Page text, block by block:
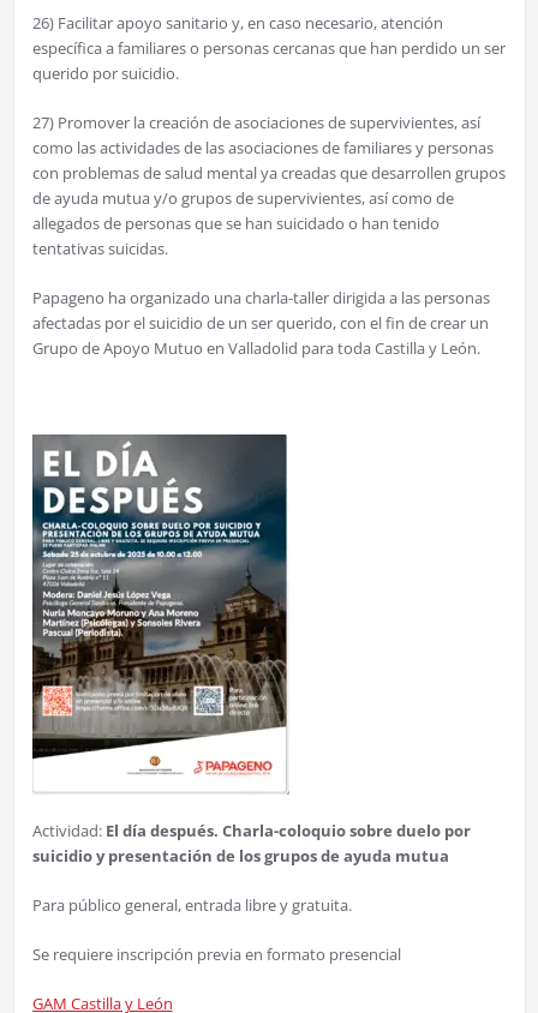
26) Facilitar apoyo sanitario y, en caso necesario, atención
específica a familiares o personas cercanas que han perdido un ser
querido por suicidio.
27) Promover la creación de asociaciones de supervivientes, así
como las actividades de las asociaciones de familiares y personas
con problemas de salud mental ya creadas que desarrollen grupos
de ayuda mutua y/o grupos de supervivientes, así como de
allegados de personas que se han suicidado o han tenido
tentativas suicidas.
Papageno ha organizado una charla-taller dirigida a las personas
afectadas por el suicidio de un ser querido, con el fin de crear un
Grupo de Apoyo Mutuo en Valladolid para toda Castilla y León.
Actividad: El día después. Charla-coloquio sobre duelo por
suicidio y presentación de los grupos de ayuda mutua
Para público general, entrada libre y gratuita.
Se requiere inscripción previa en formato presencial
GAM Castilla y León